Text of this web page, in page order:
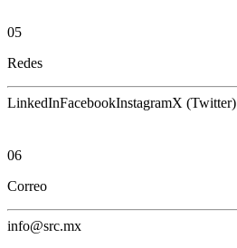
05
Redes
LinkedInFacebookInstagramX (Twitter)
06
Correo
info@src.mx